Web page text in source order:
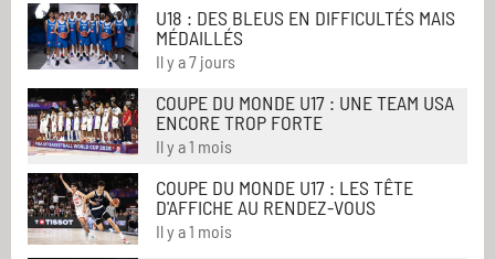
U18 : DES BLEUS EN DIFFICULTÉS MAIS
MÉDAILLÉS
Il y a 7 jours
COUPE DU MONDE U17 : UNE TEAM USA
ENCORE TROP FORTE
Il y a 1 mois
COUPE DU MONDE U17 : LES TÊTE
D'AFFICHE AU RENDEZ-VOUS
Il y a 1 mois